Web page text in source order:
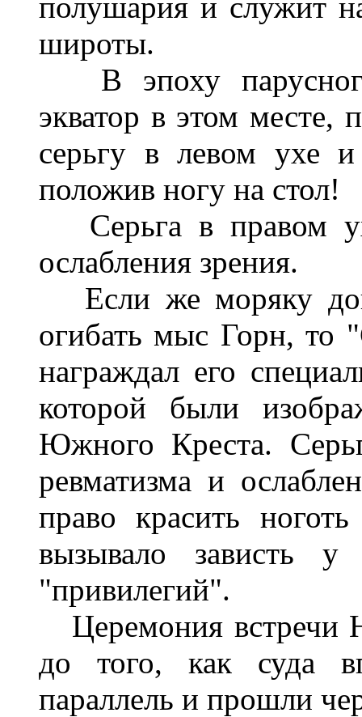
широты.
В эпоху
экватор в этом месте,
серьгу в левом ухе
положив ногу на стол!
Серьга в правом
ослабления зрения.
Если же моряку
огибать мыс Горн, то
награждал его
которой были
Южного Креста.
ревматизма и
право красить
вызывало зависть
"привилегий".
Церемония встречи
до того, как суда
параллель и прошли